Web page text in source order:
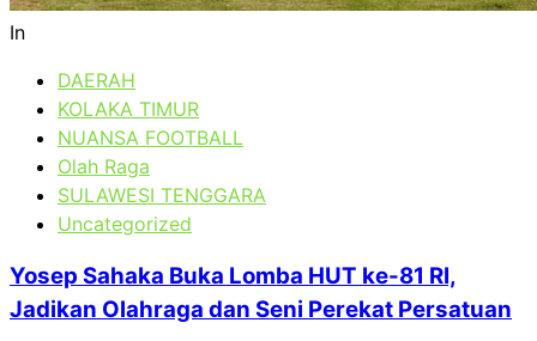
In
DAERAH
KOLAKA TIMUR
NUANSA FOOTBALL
Olah Raga
SULAWESI TENGGARA
Uncategorized
Yosep Sahaka Buka Lomba HUT ke-81 RI,
Jadikan Olahraga dan Seni Perekat Persatuan